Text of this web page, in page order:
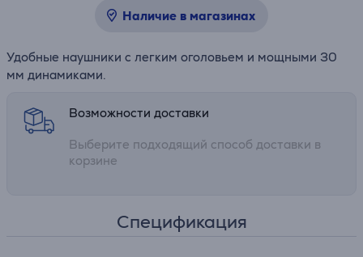
Наличие в магазинах
Удобные наушники с легким оголовьем и мощными 30
мм динамиками.
Возможности доставки
Выберите подходящий способ доставки в
корзине
Спецификация